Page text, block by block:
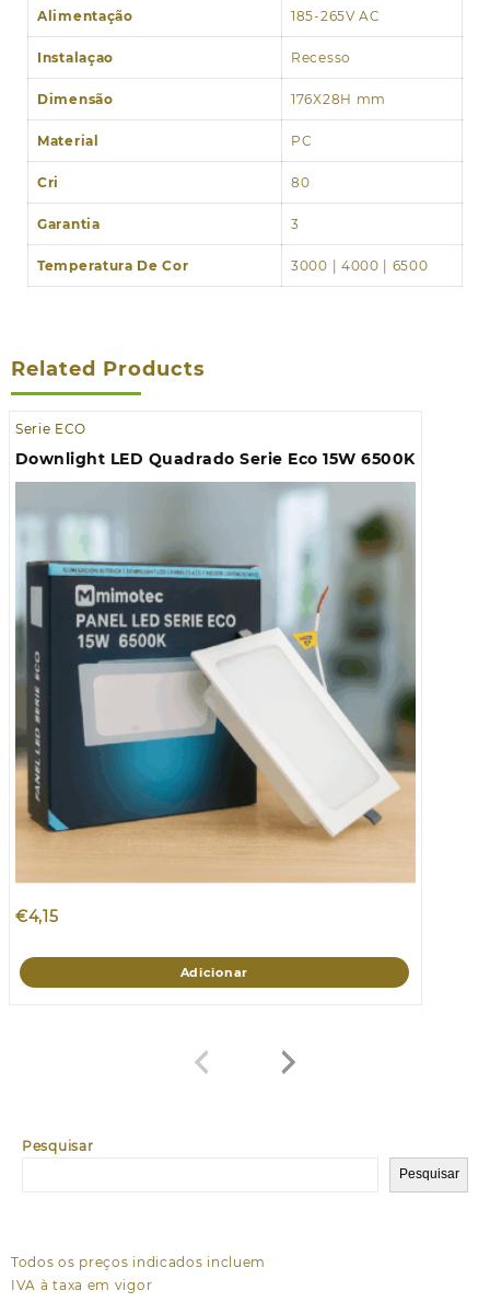
Pesquisar
Pesquisar
Alimentação 185-265V AC
Instalaçao Recesso
Dimensão 176X28H mm
Material PC
Cri 80
Garantia 3
Temperatura De Cor 3000 | 4000 | 6500
Related Products
Serie ECO
Downlight LED Quadrado Serie Eco 15W 6500K
€4,15
Adicionar
Todos os preços indicados incluem
IVA à taxa em vigor